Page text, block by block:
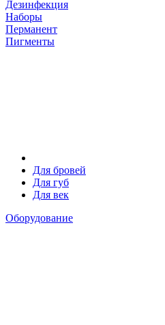
Дезинфекция
Наборы
Перманент
Пигменты
Для бровей
Для губ
Для век
Оборудование